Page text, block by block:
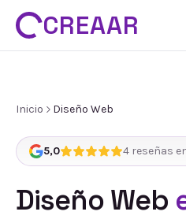
CREAAR
Inicio Diseño Web
5,0 4 reseñas
Diseño Web